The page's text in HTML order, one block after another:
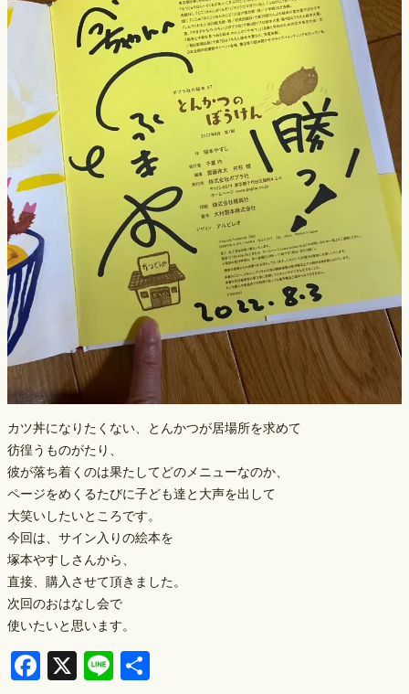
カツ丼になりたくない、とんかつが居場所を求めて
彷徨うものがたり、
彼が落ち着くのは果たしてどのメニューなのか、
ページをめくるたびに子ども達と大声を出して
大笑いしたいところです。
今回は、サイン入りの絵本を
塚本やすしさんから、
直接、購入させて頂きました。
次回のおはなし会で
使いたいと思います。
F
X
Li